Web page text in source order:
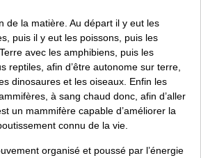
de la matière. Au départ il y eut les
puis il y eut les poissons, puis les
avec les amphibiens, puis les
reptiles, afin d’être autonome sur terre,
dinosaures et les oiseaux. Enfin les
à sang chaud donc, afin d’aller
un mammifère capable d’améliorer la
connu de la vie.
organisé et poussé par l’énergie